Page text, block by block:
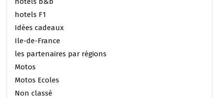
hotels F1
Idées cadeaux
Ile-de-France
les partenaires par régions
Motos
Motos Ecoles
Non classé